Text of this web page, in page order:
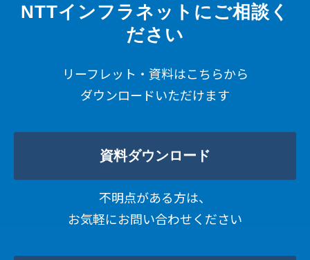
NTTインフラネットにご相談く
ださい
リーフレット・資料はこちらから
ダウンロードいただけます
資料ダウンロード
不明点がある方は、
お気軽にお問い合わせください